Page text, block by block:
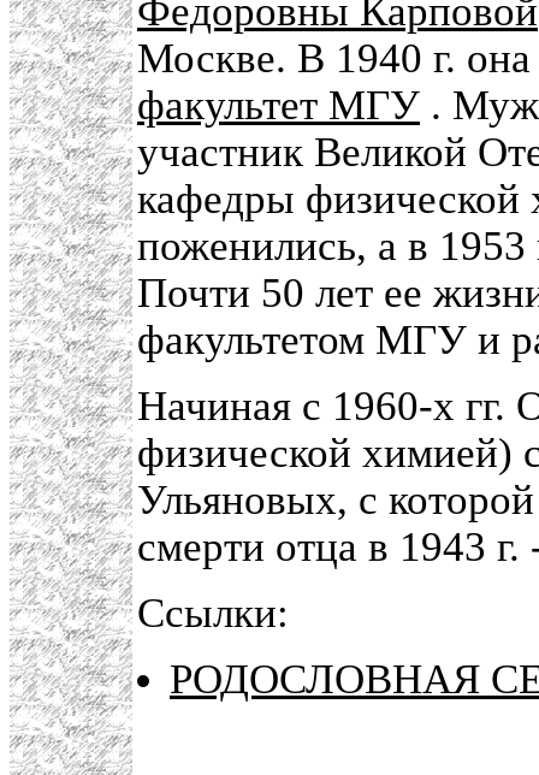
Федоровны Карповой
Москве. В 1940 г.
факультет МГУ .
участник Великой
кафедры
поженились, а в
Почти 50 лет ее
факультетом МГУ и
Начиная с 1960-х гг.
физической химией)
Ульяновых, с
смерти отца в 1943
Ссылки:
РОДОСЛОВНАЯ